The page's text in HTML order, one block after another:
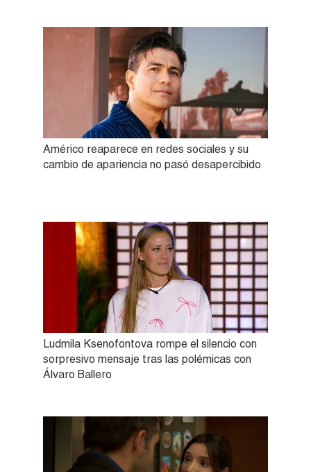
Américo reaparece en redes sociales y su
cambio de apariencia no pasó desapercibido
Ludmila Ksenofontova rompe el silencio con
sorpresivo mensaje tras las polémicas con
Álvaro Ballero